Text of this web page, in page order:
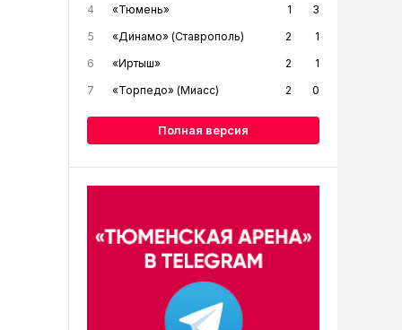
4
«Тюмень» 1
3
5
«Динамо» (Ставрополь) 2
1
6
«Иртыш» 2
1
7
«Торпедо» (Миасс) 2 0
Полная версия